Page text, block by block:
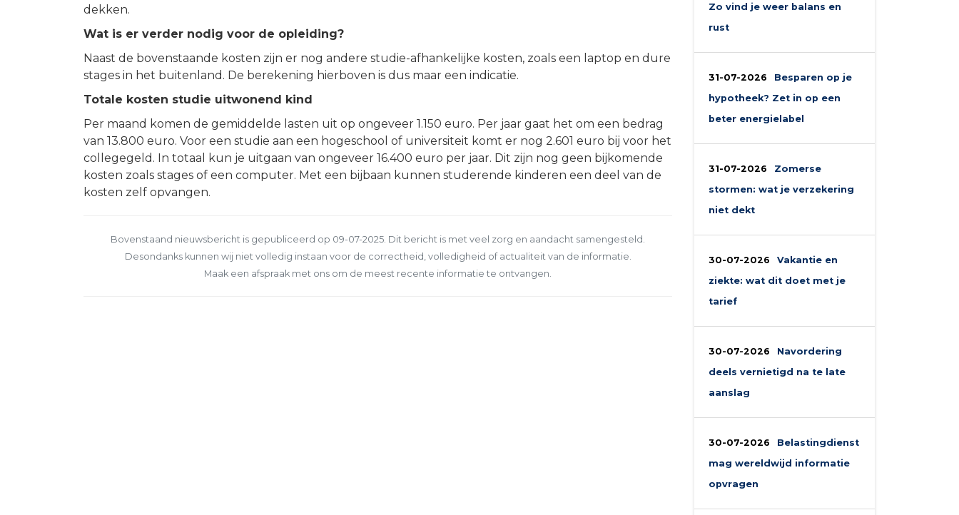
dekken.
Wat is er verder nodig voor de opleiding?
Naast de bovenstaande kosten zijn er nog andere studie-afhankelijke kosten, zoals een laptop en dure
stages in het buitenland. De berekening hierboven is dus maar een indicatie.
Totale kosten studie uitwonend kind
Per maand komen de gemiddelde lasten uit op ongeveer 1.150 euro. Per jaar gaat het om een bedrag
van 13.800 euro. Voor een studie aan een hogeschool of universiteit komt er nog 2.601 euro bij voor het
collegegeld. In totaal kun je uitgaan van ongeveer 16.400 euro per jaar. Dit zijn nog geen bijkomende
kosten zoals stages of een computer. Met een bijbaan kunnen studerende kinderen een deel van de
kosten zelf opvangen.
Bovenstaand nieuwsbericht is gepubliceerd op 09-07-2025. Dit bericht is met veel zorg en aandacht samengesteld.
Desondanks kunnen wij niet volledig instaan voor de correctheid, volledigheid of actualiteit van de informatie.
Maak een afspraak met ons om de meest recente informatie te ontvangen.
Zo vind je weer balans en
rust
31-07-2026
Besparen op je
hypotheek? Zet in op een
beter energielabel
31-07-2026
Zomerse
stormen: wat je verzekering
niet dekt
30-07-2026
Vakantie en
ziekte: wat dit doet met je
tarief
30-07-2026
Navordering
deels vernietigd na te late
aanslag
30-07-2026
Belastingdienst
mag wereldwijd informatie
opvragen